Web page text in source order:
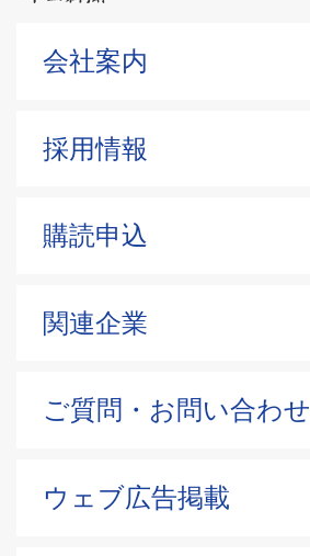
会社案内
採用情報
購読申込
関連企業
ご質問・お問い合わせ
ウェブ広告掲載